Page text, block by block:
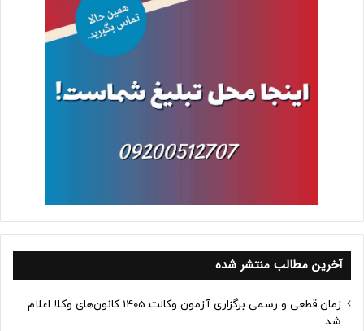
آخرین مطالب منتشر شده
زمان قطعی و رسمی برگزاری آزمون وکالت 1405 کانون‌های وکلا اعلام
شد